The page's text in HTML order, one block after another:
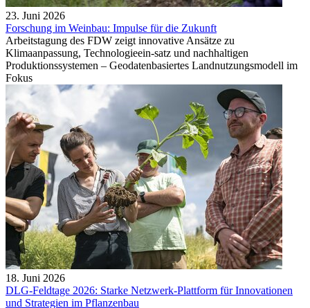
23. Juni 2026
Forschung im Weinbau: Impulse für die Zukunft
Arbeitstagung des FDW zeigt innovative Ansätze zu
Klimaanpassung, Technologieein-satz und nachhaltigen
Produktionssystemen – Geodatenbasiertes Landnutzungsmodell im
Fokus
18. Juni 2026
DLG-Feldtage 2026: Starke Netzwerk-Plattform für Innovationen
und Strategien im Pflanzenbau